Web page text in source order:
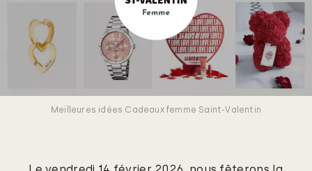
Meilleures idées Cadeaux femme Saint-Valentin